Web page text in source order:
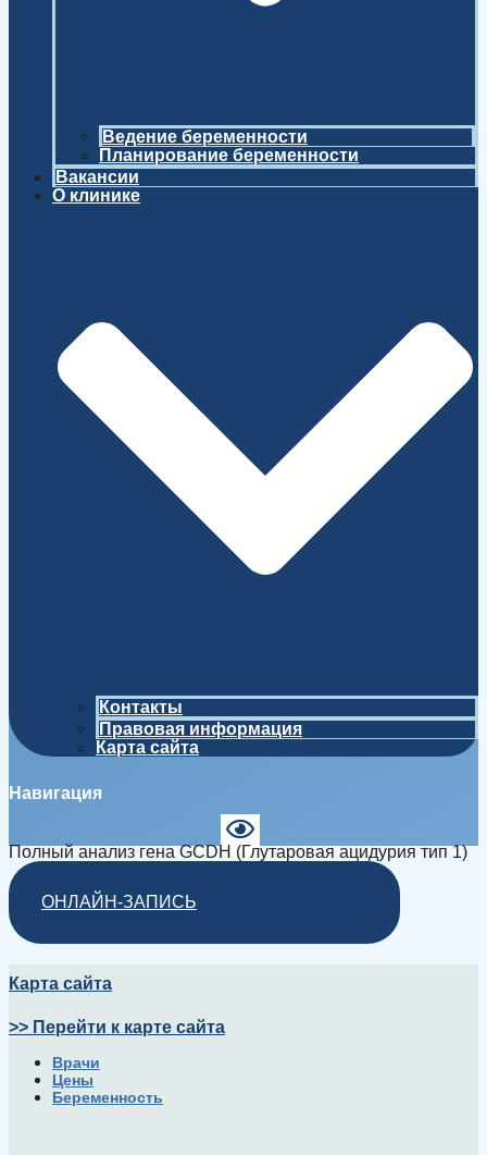
Ведение беременности
Планирование беременности
Вакансии
О клинике
Контакты
Правовая информация
Карта сайта
Навигация
Полный анализ гена GCDH (Глутаровая ацидурия тип 1)
ОНЛАЙН-ЗАПИСЬ
Карта сайта
>> Перейти к карте сайта
Врачи
Цены
Беременность